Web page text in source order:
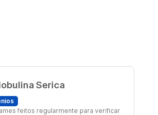
Serica
feitos regularmente para verificar